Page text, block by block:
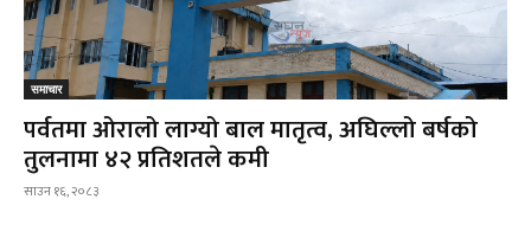
समाचार
पर्वतमा ओरालो लाग्यो बाल मातृत्व, अघिल्लो बर्षको
तुलनामा ४२ प्रतिशतले कमी
साउन १६, २०८३